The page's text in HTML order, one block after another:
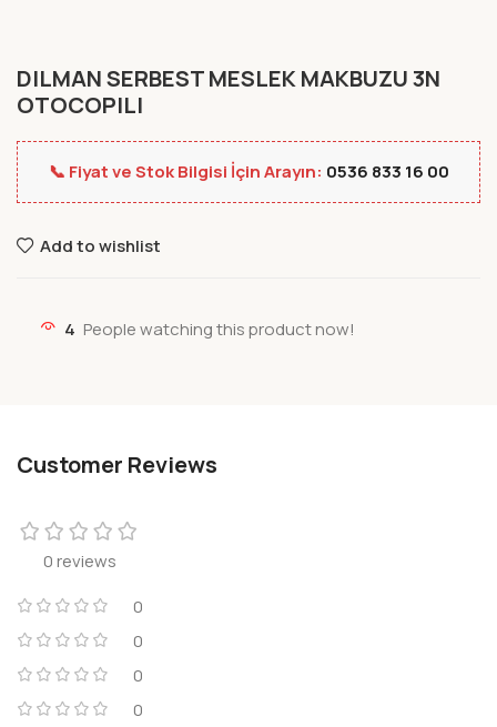
DILMAN SERBEST MESLEK MAKBUZU 3N
OTOCOPILI
📞 Fiyat ve Stok Bilgisi İçin Arayın: 0536 833 16 00
Add to wishlist
4 People watching this product now!
Customer Reviews
0 reviews
0
0
0
0